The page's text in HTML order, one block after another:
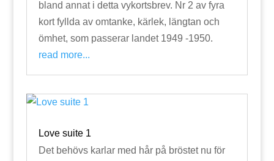
bland annat i detta vykortsbrev. Nr 2 av fyra
kort fyllda av omtanke, kärlek, längtan och
ömhet, som passerar landet 1949 -1950.
read more...
Love suite 1
Det behövs karlar med hår på bröstet nu för